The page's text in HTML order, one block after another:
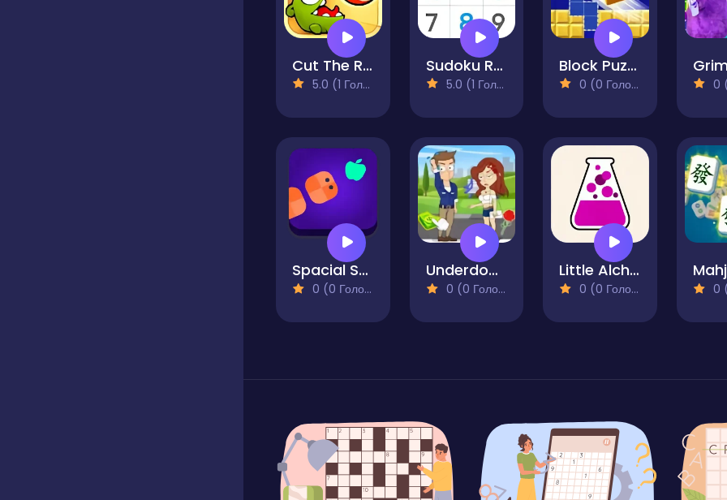
Cut The Rope
5.0 (1 Голосів)
Sudoku Royal
5.0 (1 Голосів)
Block Puzzle Legend
0 (0 Голосів) 0
Spacial Snake
0 (0 Голосів)
Underdog's Puzzle Odyssey
0 (0 Голосів)
Little Alchemy
0 (0 Голосів) 0